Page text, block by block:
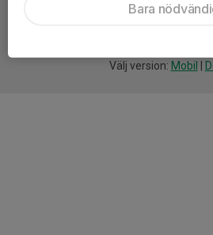
Välj version: Mobil
Bara